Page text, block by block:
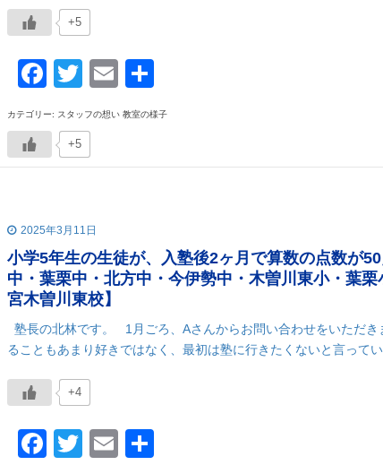
+5
Facebook
Twitter
Email
有
カテゴリー: スタッフの想い 教室の様子
+5
2025年3月11日
小学5年生の生徒が、入塾後2ヶ月で算数の点数が
中・葉栗中・北方中・今伊勢中・木曽川東小・
宮木曽川東校】
塾長の北林です。 1月ごろ、Aさんからお問い合わせをいただ
ることもあまり好きではなく、最初は塾に行きたくないと言って
+4
Facebook
TwitterEmail